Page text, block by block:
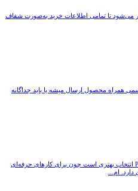
می‌شود تا تمامی اطلاعات خرید به‌صورت شفاف
رسمی همراه محصول ارسال میشه یا باید جداگانه
اگر دقت رنگ برایتان مهم باشد، ProArt انتخاب بهتری است چون برای کارهای حرفه‌ای
ام...